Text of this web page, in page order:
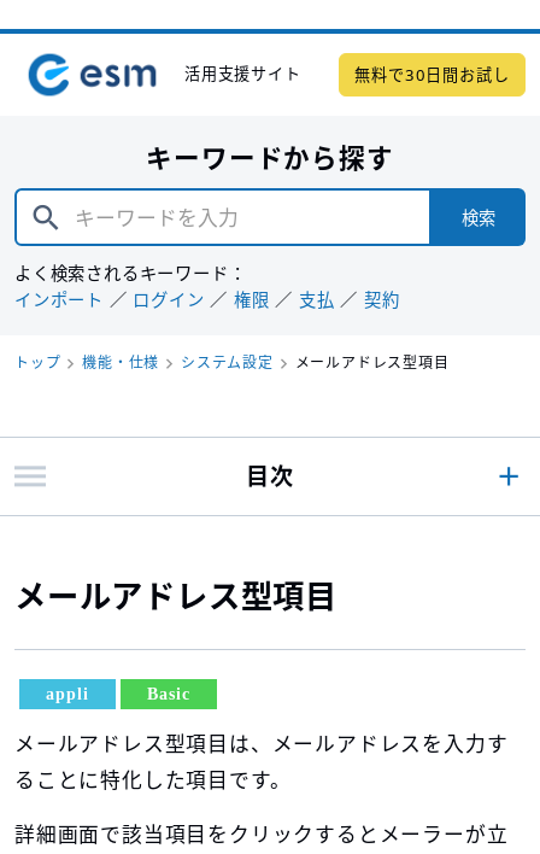
活用支援サイト 無料で30日間お試し
キーワードから探す
検索
よく検索されるキーワード：
インポート
ログイン 権限 支払 契約
トップ 機能・仕様 システム設定 メールアドレス型項目
メールアドレス型項目
appli Basic
メールアドレス型項目は、メールアドレスを入力す
ることに特化した項目です。
詳細画面で該当項目をクリックするとメーラーが立
目次